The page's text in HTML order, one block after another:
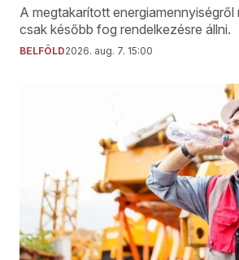
A megtakarított
csak később fog rendelkezésre állni.
BELFÖLD2026. aug. 7. 15:00